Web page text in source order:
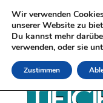
Wir verwenden
unserer Website zu
Du kannst mehr
verwenden, oder sie
Zustimmen